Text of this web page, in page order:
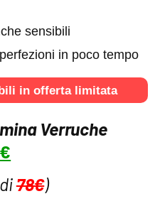
sensibili
in poco tempo
in offerta limitata
Verruche
78€)